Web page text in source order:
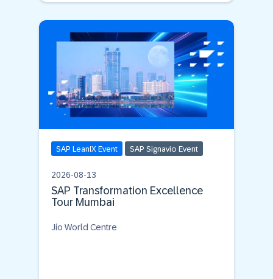
SAP LeanIX Event SAP Signavio Event
2026-08-13
SAP Transformation Excellence
Tour Mumbai
Jio World Centre